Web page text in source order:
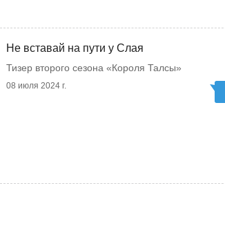
Не вставай на пути у Слая
Тизер второго сезона «Короля Талсы»
08 июля 2024 г.